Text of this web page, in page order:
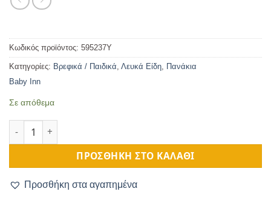
Κωδικός προϊόντος: 595237Y
Κατηγορίες: Βρεφικά / Παιδικά Λευκά Είδη
Πανάκια
Baby Inn
Σε απόθεμα
ΠΡΟΣΘΉΚΗ ΣΤΟ ΚΑΛΆΘΙ
Προσθήκη στα αγαπημένα